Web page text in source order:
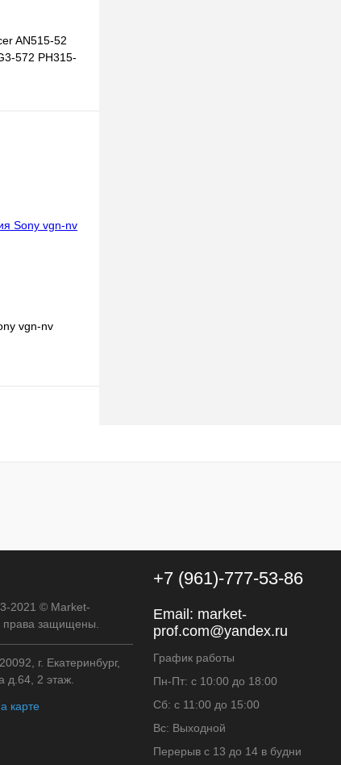
AN515-52
572 PH315-
наличии
vgn-nv
2021 © Market-
права защищены.
г. Екатеринбург,
2 этаж.
карте
+7 (961)-777-53-86
Email: market-
prof.com@yandex.ru
График работы
Пн-Пт: с 10:00 до 18:00
Сб: с 11:00 до 15:00
Вс: Выходной
Перерыв с 13 до 14 в будни